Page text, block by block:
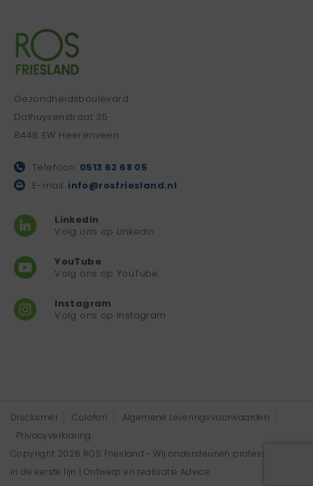
Gezondheidsboulevard
Dalhuysenstraat 35
8448 EW Heerenveen
Telefoon: 0513 62 68 05
E-mail: info@rosfriesland.nl
LinkedIn
Volg ons op Linkedin
YouTube
Volg ons op YouTube
Instagram
Volg ons op Instagram
Disclaimer Colofon
Algemene Leveringsvoorwaarden
Privacyverklaring
Copyright 2026 ROS Friesland - Wij ondersteunen professionals
in de eerste lijn | Ontwerp en realisatie Advice